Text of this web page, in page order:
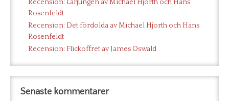
Recension: Lärjungen av Michael Hjorth och Hans
Rosenfeldt
Recension: Det fördolda av Michael Hjorth och Hans
Rosenfeldt
Recension: Flickoffret av James Oswald
Senaste kommentarer